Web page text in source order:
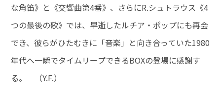
な角笛》と《交響曲第4番》、さらにR.シュトラウス《4
つの最後の歌》では、早逝したルチア・ポップにも再会
でき、彼らがひたむきに「音楽」と向き合っていた1980
年代へ一瞬でタイムリープできるBOXの登場に感謝す
る。 （Y.F.）